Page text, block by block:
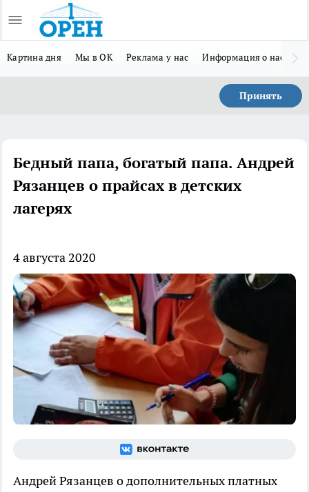
Картина дня Мы в ОК Реклама у нас Информация о нас
Принять
Бедный папа, богатый папа. Андрей
Рязанцев о прайсах в детских
лагерях
4 августа 2020
Андрей Рязанцев о дополнительных платных